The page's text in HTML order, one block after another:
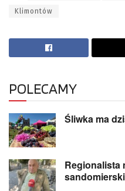
Klimontów
POLECAMY
Śliwka ma
Regionalista